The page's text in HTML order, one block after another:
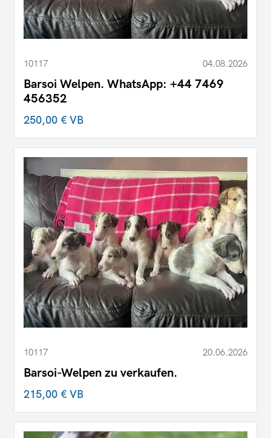
10117 04.08.2026
Barsoi Welpen. WhatsApp: +44 7469
456352
250,00 €VB
10117 20.06.2026
Barsoi-Welpen zu verkaufen.
215,00 €VB